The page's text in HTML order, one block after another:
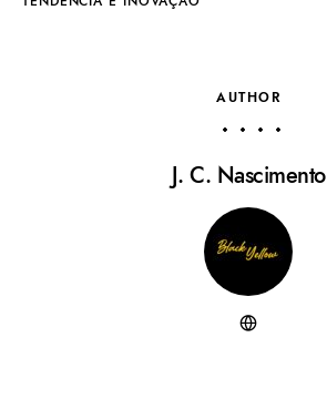
AUTHOR
J. C. Nascimento